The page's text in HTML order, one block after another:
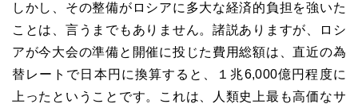
しかし、その整備がロシアに多大な経済的負担を強いた
ことは、言うまでもありません。諸説ありますが、ロシ
アが今大会の準備と開催に投じた費用総額は、直近の為
替レートで日本円に換算すると、１兆6,000億円程度に
上ったということです。これは、人類史上最も高価なサ